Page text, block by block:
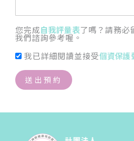
您完成自我評量表了嗎？請務必
我們諮詢參考喔。
我已詳細閱讀並接受個資保護
送出預約